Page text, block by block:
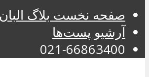
صفحه نخست بلاگ البان
آرشیو پست‌ها
021-66863400